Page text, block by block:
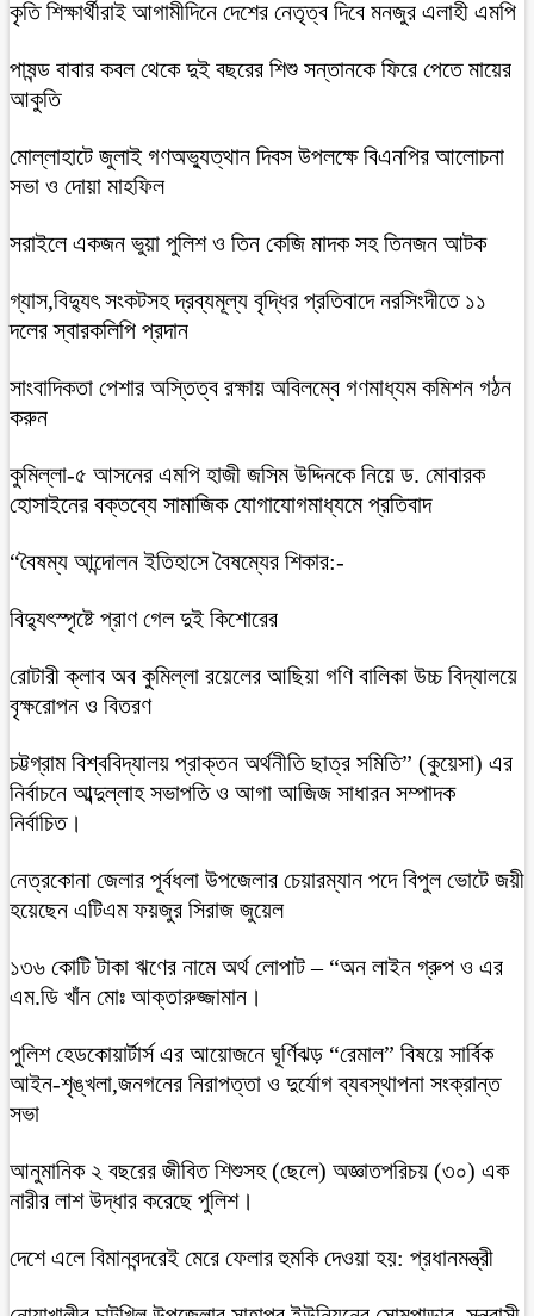
কৃতি শিক্ষার্থীরাই আগামীদিনে দেশের নেতৃত্ব দিবে মনজুর এলাহী এমপি
পাষন্ড বাবার কবল থেকে দুই বছরের শিশু সন্তানকে ফিরে পেতে মায়ের
আকুতি
মোল্লাহাটে জুলাই গণঅভ্যুত্থান দিবস উপলক্ষে বিএনপির আলোচনা
সভা ও দোয়া মাহফিল
সরাইলে একজন ভুয়া পুলিশ ও তিন কেজি মাদক সহ তিনজন আটক
গ্যাস,বিদ্যুৎ সংকটসহ দ্রব্যমূল্য বৃদ্ধির প্রতিবাদে নরসিংদীতে ১১
দলের স্বারকলিপি প্রদান
সাংবাদিকতা পেশার অস্তিত্ব রক্ষায় অবিলম্বে গণমাধ্যম কমিশন গঠন
করুন
কুমিল্লা-৫ আসনের এমপি হাজী জসিম উদ্দিনকে নিয়ে ড. মোবারক
হোসাইনের বক্তব্যে সামাজিক যোগাযোগমাধ্যমে প্রতিবাদ
“বৈষম্য আন্দোলন ইতিহাসে বৈষম্যের শিকার:-
বিদ্যুৎস্পৃষ্টে প্রাণ গেল দুই কিশোরের
রোটারী ক্লাব অব কুমিল্লা রয়েলের আছিয়া গণি বালিকা উচ্চ বিদ্যালয়ে
বৃক্ষরোপন ও বিতরণ
চট্টগ্রাম বিশ্ববিদ্যালয় প্রাক্তন অর্থনীতি ছাত্র সমিতি” (কুয়েসা) এর
নির্বাচনে আব্দুল্লাহ সভাপতি ও আগা আজিজ সাধারন সম্পাদক
নির্বাচিত।
নেত্রকোনা জেলার পূর্বধলা উপজেলার চেয়ারম্যান পদে বিপুল ভোটে জয়ী
হয়েছেন এটিএম ফয়জুর সিরাজ জুয়েল
১৩৬ কোটি টাকা ঋণের নামে অর্থ লোপাট – “অন লাইন গ্রুপ ও এর
এম.ডি খাঁন মোঃ আক্তারুজ্জামান।
পুলিশ হেডকোয়ার্টার্স এর আয়োজনে ঘূর্ণিঝড় “রেমাল” বিষয়ে সার্বিক
আইন-শৃঙ্খলা,জনগনের নিরাপত্তা ও দুর্যোগ ব্যবস্থাপনা সংক্রান্ত
সভা
আনুমানিক ২ বছরের জীবিত শিশুসহ (ছেলে) অজ্ঞাতপরিচয় (৩০) এক
নারীর লাশ উদ্ধার করেছে পুলিশ।
দেশে এলে বিমানবন্দরেই মেরে ফেলার হুমকি দেওয়া হয়: প্রধানমন্ত্রী